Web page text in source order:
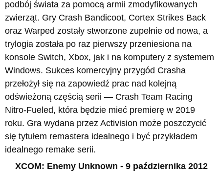
podbój świata za pomocą armii zmodyfikowanych
zwierząt. Gry Crash Bandicoot, Cortex Strikes Back
oraz Warped zostały stworzone zupełnie od nowa, a
trylogia została po raz pierwszy przeniesiona na
konsole Switch, Xbox, jak i na komputery z systemem
Windows. Sukces komercyjny przygód Crasha
przełożył się na zapowiedź prac nad kolejną
odświeżoną częścią serii — Crash Team Racing
Nitro-Fueled, która będzie mieć premierę w 2019
roku. Gra wydana przez Activision może poszczycić
się tytułem remastera idealnego i być przykładem
idealnego remake serii.
XCOM: Enemy Unknown - 9 października 2012